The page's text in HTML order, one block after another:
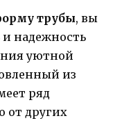
трубы, вы
и надежность
уютной
из
ряд
от других